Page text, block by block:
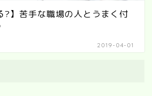
?】苦手な職場の人とうまく付
2019-04-01